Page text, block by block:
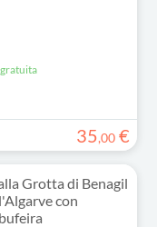
gratuita
35,00 €
Grotta di Benagil
con